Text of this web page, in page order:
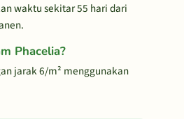
waktu sekitar 55 hari dari
Phacelia?
jarak 6/m² menggunakan